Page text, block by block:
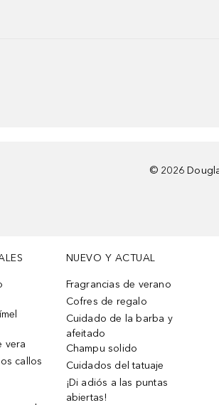
© 2026
vera
callos
NUEVO Y ACTUAL
Fragrancias de verano
Cofres de regalo
Cuidado de la barba y
afeitado
Champu solido
Cuidados del tatuaje
¡Di adiós a las puntas
abiertas!